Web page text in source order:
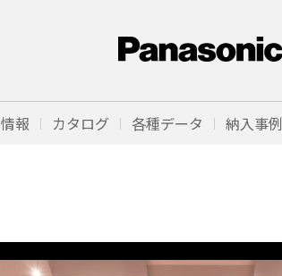
報 カタログ 各種データ 納入事例